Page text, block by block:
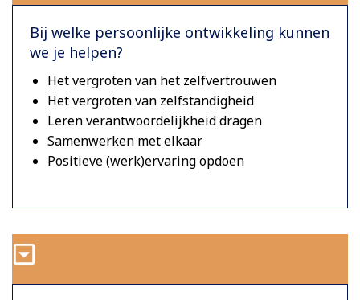
Bij welke persoonlijke ontwikkeling kunnen
we je helpen?
Het vergroten van het zelfvertrouwen
Het vergroten van zelfstandigheid
Leren verantwoordelijkheid dragen
Samenwerken met elkaar
Positieve (werk)ervaring opdoen